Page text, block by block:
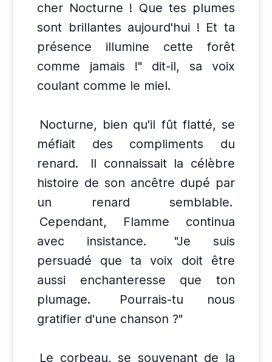
cher Nocturne ! Que tes plumes
sont brillantes aujourd'hui ! Et ta
présence illumine cette forêt
comme jamais !" dit-il, sa voix
coulant comme le miel.
Nocturne, bien qu'il fût flatté, se
méfiait des compliments du
renard.
Il connaissait la célèbre
histoire de son ancêtre dupé par
un renard semblable.
Cependant, Flamme continua
avec insistance.
"Je suis
persuadé que ta voix doit être
aussi enchanteresse que ton
plumage.
Pourrais-tu nous
gratifier d'une chanson ?"
Le corbeau, se souvenant de la